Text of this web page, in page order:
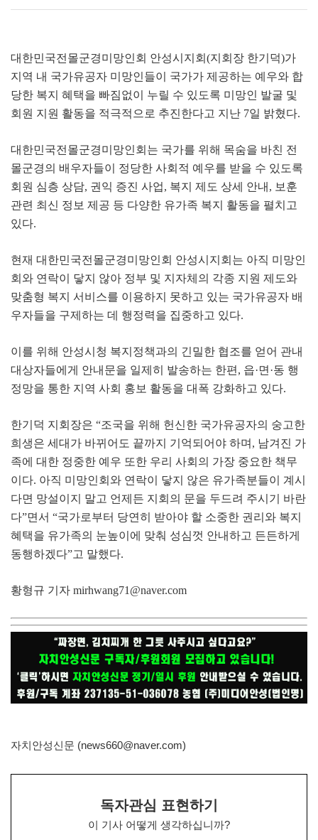
대한민국전몰군경미망인회 안성시지회 (지회장 한기덕)가
지역 내 국가유공자 미망인들이 국가가 제공하는 예우와 합
당한 복지 혜택을 빠짐없이 누릴 수 있도록 미망인 발굴 및
회원 지원 활동을 적극적으로 추진한다고 지난 7일 밝혔다.
대한민국전몰군경미망인회는 국가를 위해 목숨을 바친 전
몰군경의 배우자들이 정당한 사회적 예우를 받을 수 있도록
회원 심층 상담, 권익 증진 사업, 복지 제도 상세 안내 , 보훈
관련 최신 정보 제공 등 다양한 유가족 복지 활동을 펼치고
있다.
현재 대한민국전몰군경미망인회 안성시지회는 아직 미망인
회와 연락이 닿지 않아 정부 및 지자체의 각종 지원 제도와
맞춤형 복지 서비스를 이용하지 못하고 있는 국가유공자 배
우자들을 구제하는 데 행정력을 집중하고 있다.
이를 위해 안성시청 복지정책과의 긴밀한 협조를 얻어 관내
대상자들에게 안내문을 일제히 발송하는 한편 , 읍·면 ·동 행
정망을 통한 지역 사회 홍보 활동을 대폭 강화하고 있다.
한기덕 지회장은 “조국을 위해 헌신한 국가유공자의 숭고한
희생은 세대가 바뀌어도 끝까지 기억되어야 하며 , 남겨진 가
족에 대한 정중한 예우 또한 우리 사회의 가장 중요한 책무
이다. 아직 미망인회와 연락이 닿지 않은 유가족분들이 계시
다면 망설이지 말고 언제든 지회의 문을 두드려 주시기 바란
다”면서 “국가로부터 당연히 받아야 할 소중한 권리와 복지
혜택을 유가족의 눈높이에 맞춰 성심껏 안내하고 든든하게
동행하겠다”고 말했다.
황형규 기자 mirhwang71@naver.com
자치안성신문 (news660@naver.com)
독자관심 표현하기
이 기사 어떻게 생각하십니까?